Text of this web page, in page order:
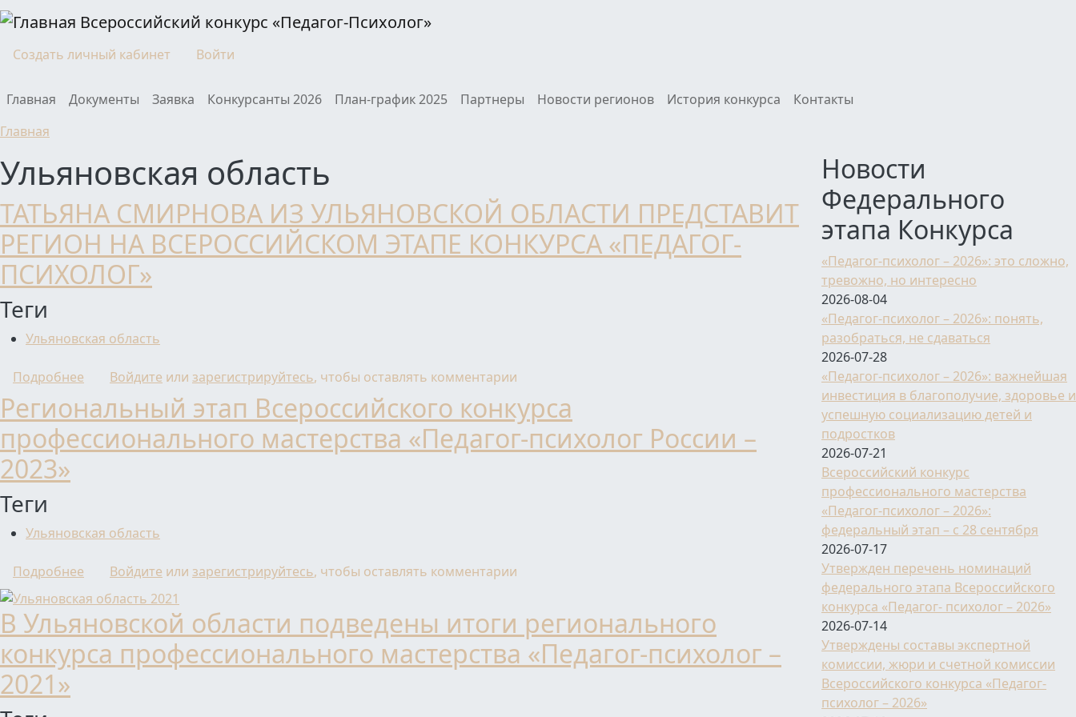
Перейти к основному содержанию
Всероссийский конкурс «Педагог-Психолог»
Моя учетная запись
Создать личный кабинет Войти
Main navigation
Главная Документы Заявка Конкурсанты 2026 План-график 2025 Партнеры Новости регионов История конкурса
Контакты
Главная
Ульяновская область
ТАТЬЯНА СМИРНОВА ИЗ УЛЬЯНОВСКОЙ ОБЛАСТИ ПРЕДСТАВИТ
РЕГИОН НА ВСЕРОССИЙСКОМ ЭТАПЕ КОНКУРСА «ПЕДАГОГ-
ПСИХОЛОГ»
Теги
Ульяновская область
Подробнее о ТАТЬЯНА СМИРНОВА ИЗ УЛЬЯНОВСКОЙ ОБЛАСТИ ПРЕДСТАВИТ РЕГИОН НА ВСЕРОССИЙСКОМ ЭТАПЕ КОНКУРСА «ПЕДАГОГ-ПСИХОЛОГ»
Войдите или зарегистрируйтесь, чтобы оставлять комментарии
Региональный этап Всероссийского конкурса
профессионального мастерства «Педагог-психолог России –
2023»
Теги
Ульяновская область
Подробнее о Региональный этап Всероссийского конкурса профессионального мастерства «Педагог-психолог России – 2023»
Войдите или зарегистрируйтесь, чтобы оставлять комментарии
В Ульяновской области подведены итоги регионального
конкурса профессионального мастерства «Педагог-психолог –
2021»
Новости
Федерального
этапа Конкурса
«Педагог-психолог – 2026»: это сложно,
тревожно, но интересно
2026-08-04
«Педагог-психолог – 2026»: понять,
разобраться, не сдаваться
2026-07-28
«Педагог-психолог – 2026»: важнейшая
инвестиция в благополучие, здоровье и
успешную социализацию детей и
подростков
2026-07-21
Всероссийский конкурс
профессионального мастерства
«Педагог-психолог – 2026»:
федеральный этап – с 28 сентября
2026-07-17
Утвержден перечень номинаций
федерального этапа Всероссийского
конкурса «Педагог- психолог – 2026»
2026-07-14
Утверждены составы экспертной
комиссии, жюри и счетной комиссии
Всероссийского конкурса «Педагог-
психолог – 2026»